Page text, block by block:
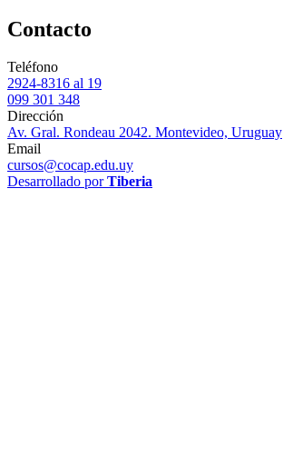
Contacto
Teléfono
2924-8316 al 19
099 301 348
Dirección
Av. Gral. Rondeau 2042. Montevideo, Uruguay
Email
cursos@cocap.edu.uy
Desarrollado porTiberia